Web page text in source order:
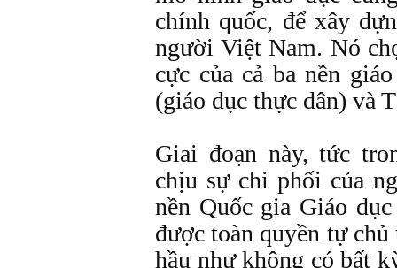
chính quốc, để xây
người Việt Nam. Nó
cực của cả ba nền
(giáo dục thực dân) và
Giai đoạn này, tức
chịu sự chi phối của
nền Quốc gia Giáo
được toàn quyền tự
hầu như không có bất